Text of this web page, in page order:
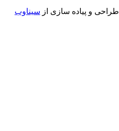
طراحی و پیاده سازی از سیناوب